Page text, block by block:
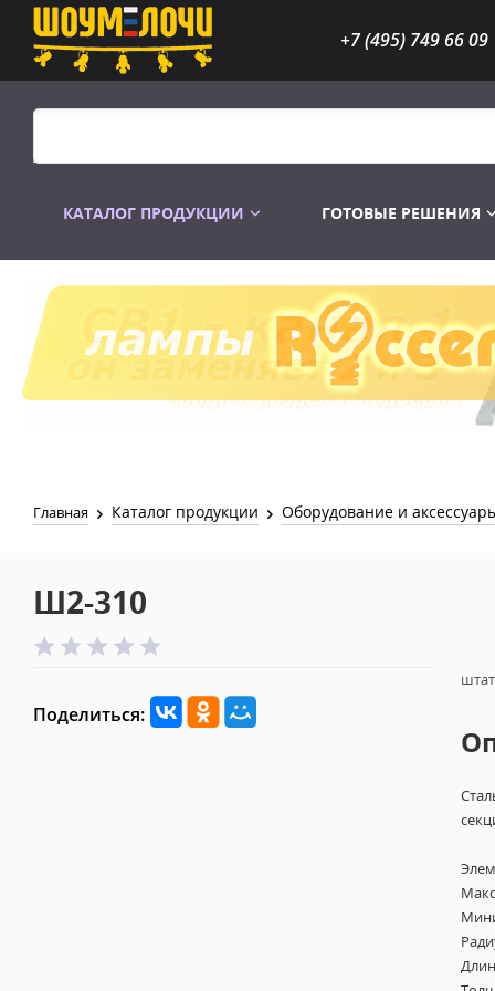
+7 (495) 749 66 09
КАТАЛОГ ПРОДУКЦИИ
Распродажа Лампы
ГОТОВЫЕ РЕШЕНИЯ
Главная Каталог продукции Оборудование и
Ш2-310
Поделиться: